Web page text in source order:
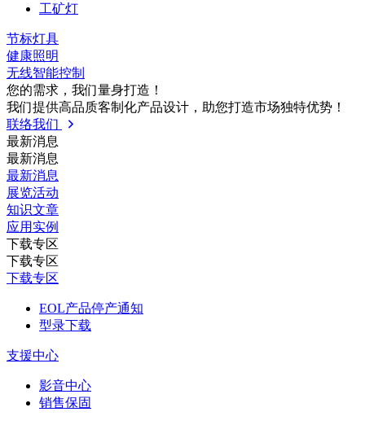
工矿灯
节标灯具
健康照明
无线智能控制
您的需求，我们量⾝打造！
我们提供⾼品质客制化产品设计，助您打造市场独特优势！
联络我们
最新消息
最新消息
最新消息
展览活动
知识⽂章
应⽤实例
下载专区
下载专区
下载专区
EOL产品停产通知
型录下载
支援中心
影音中心
销售保固